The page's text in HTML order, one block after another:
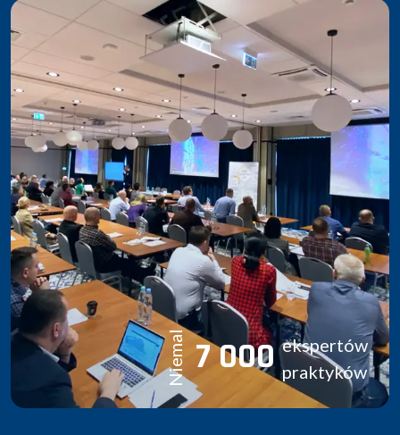
Niemal 7 000 ekspertów
praktyków